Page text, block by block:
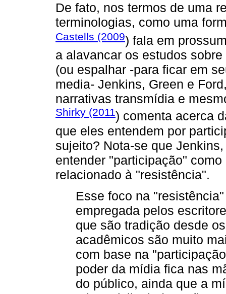
De fato, nos termos de uma
terminologias, como uma
Castells (2009) fala em
a alavancar os estudos
(ou espalhar -para ficar em
media- Jenkins, Green e
narrativas transmídia e
Shirky (2011) comenta acerca
que eles entendem por
sujeito? Nota-se que
entender "participação"
relacionado à "resistência".
Esse foco na
empregada pelos
que são tradição desde
acadêmicos são muito
com base na
poder da mídia fica nas
do público, ainda que a